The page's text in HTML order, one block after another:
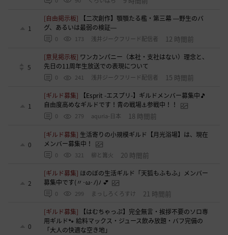
1
[自由掲示板]
【二次創作】顎顎たる檻・第三幕 ―野生のバ
グ、あるいは最弱の検証―
0 173 浅井ジークフリード配信者 12 時間前
5
[意見掲示板] ワンカンパニー（本社・支社はない）理念と、
先日の11周年生放送での表現について
0 241 浅井ジークフリード配信者 15 時間前
1
[ギルド募集]
【Esprit -エスプリ-】ギルドメンバー募集中🎵
自由度高めなギルドです！青の戦場⚓参戦中！！
0 279 aquria-日本 18 時間前
0
[ギルド募集] 生活寄りの小規模ギルド【月光浴場】は、現在
メンバー募集中！
0 321 柳と篝火 20 時間前
2
[ギルド募集] ほのぼの生活ギルド「天狐もふもふ」メンバー
募集中です(〃･ω･ﾉ)ﾉ 💕
0 299 まっしろくろすけ 21 時間前
0
[ギルド募集]
【はむちゃっぷ】完全無言・挨拶不要のソロ専
用ギルド🐾 給料マックス・ジュース飲み放題・バフ完備の
「大人の快適な空き地」